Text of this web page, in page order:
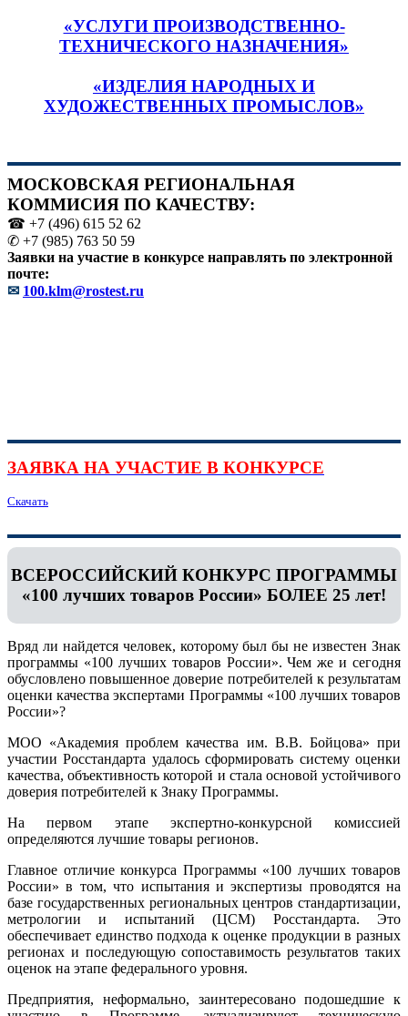
«УСЛУГИ ПРОИЗВОДСТВЕННО-
ТЕХНИЧЕСКОГО НАЗНАЧЕНИЯ»
«ИЗДЕЛИЯ НАРОДНЫХ И
ХУДОЖЕСТВЕННЫХ ПРОМЫСЛОВ»
МОСКОВСКАЯ РЕГИОНАЛЬНАЯ
КОММИСИЯ ПО КАЧЕСТВУ:
☎ +7 (496) 615 52 62
✆ +7 (985) 763 50 59
Заявки на участие в конкурсе направлять по электронной
почте:
✉ 100.klm@rostest.ru
ЗАЯВКА НА УЧАСТИЕ В КОНКУРСЕ
Скачать
ВСЕРОССИЙСКИЙ КОНКУРС ПРОГРАММЫ
«100 лучших товаров России» БОЛЕЕ 25 лет!
Вряд ли найдется человек, которому был бы не известен Знак
программы «100 лучших товаров России». Чем же и сегодня
обусловлено повышенное доверие потребителей к результатам
оценки качества экспертами Программы «100 лучших товаров
России»?
МОО «Академия проблем качества им. В.В. Бойцова» при
участии Росстандарта удалось сформировать систему оценки
качества, объективность которой и стала основой устойчивого
доверия потребителей к Знаку Программы.
На первом этапе экспертно-конкурсной комиссией
определяются лучшие товары регионов.
Главное отличие конкурса Программы «100 лучших товаров
России» в том, что испытания и экспертизы проводятся на
базе государственных региональных центров стандартизации,
метрологии и испытаний (ЦCM) Росстандарта. Это
обеспечивает единство подхода к оценке продукции в разных
регионах и последующую сопоставимость результатов таких
оценок на этапе федерального уровня.
Предприятия, неформально, заинтересовано подошедшие к